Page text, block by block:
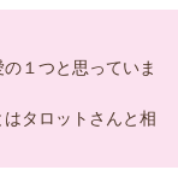
１つと思っていま
タロットさんと相